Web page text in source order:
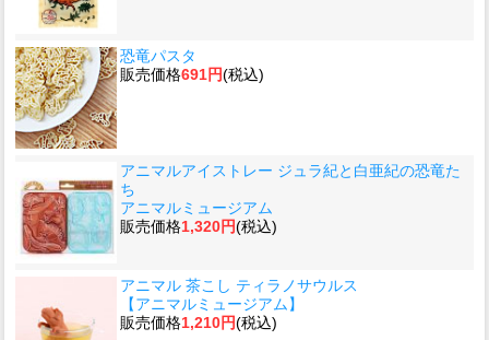
恐竜パスタ
販売価格691円(税込)
アニマルアイストレー ジュラ紀と白亜紀の恐竜た
ち
アニマルミュージアム
販売価格1,320円(税込)
アニマル 茶こし ティラノサウルス
【アニマルミュージアム】
販売価格1,210円(税込)